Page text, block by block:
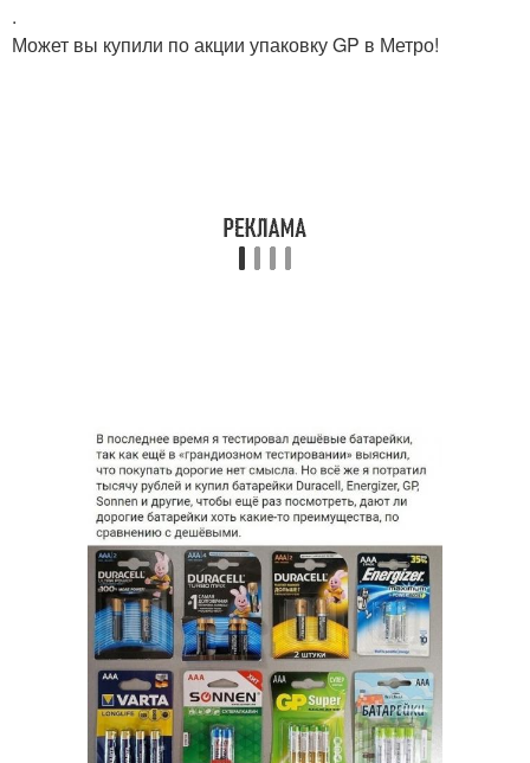
.
Может вы купили по акции упаковку GP в Метро!